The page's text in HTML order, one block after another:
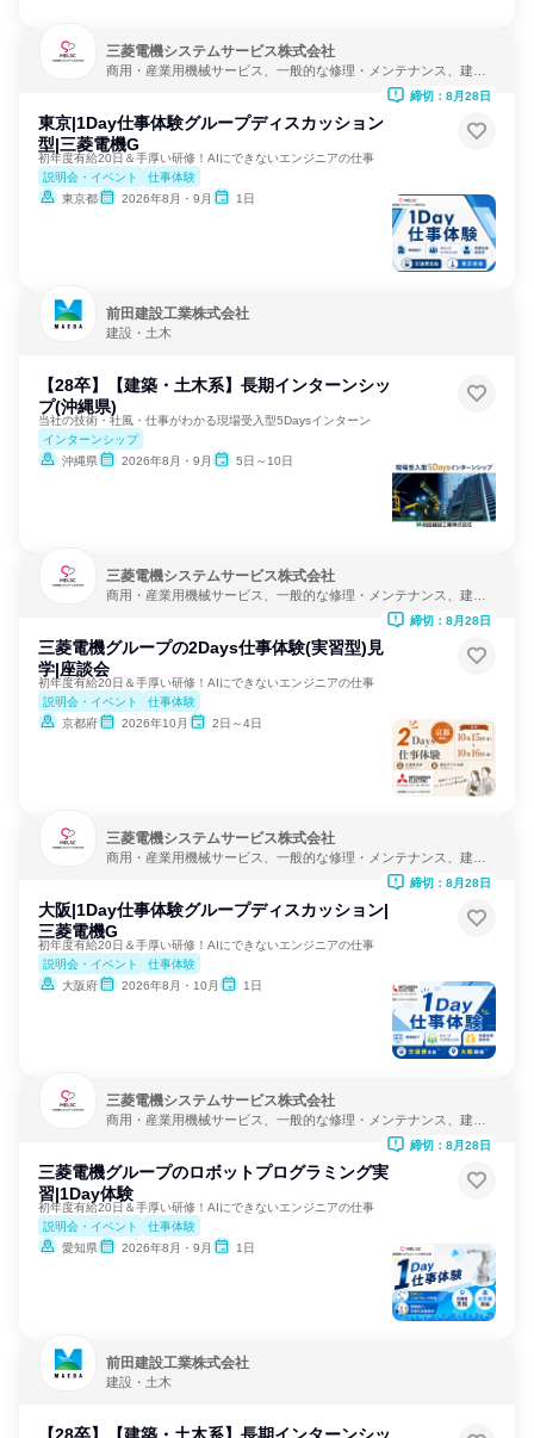
三菱電機システムサービス株式会社
商用・産業用機械サービス、一般的な修理・メンテナンス、建
東京|1Day仕事体験グループディスカッション
型|三菱電機G
初年度有給20日＆手厚い研修！AIにできないエンジニアの仕事
説明会・イベント
仕事体験
東京都
2026年8月・9月 1日
締切：8月28日
前田建設工業株式会社
建設・土木
【28卒】【建築・土木系】長期インターンシッ
プ(沖縄県)
当社の技術・社風・仕事がわかる現場受入型5Daysインターン
インターンシップ
沖縄県
2026年8月・9月 5日～10日
三菱電機システムサービス株式会社
商用・産業用機械サービス、一般的な修理・メンテナンス、建
三菱電機グループの2Days仕事体験(実習型)見
学|座談会
初年度有給20日＆手厚い研修！AIにできないエンジニアの仕事
説明会・イベント
仕事体験
京都府
2026年10月 2日～4日
締切：8月28日
三菱電機システムサービス株式会社
商用・産業用機械サービス、一般的な修理・メンテナンス、建
大阪|1Day仕事体験グループディスカッション|
三菱電機G
初年度有給20日＆手厚い研修！AIにできないエンジニアの仕事
説明会・イベント
仕事体験
大阪府
2026年8月・10月 1日
締切：8月28日
三菱電機システムサービス株式会社
商用・産業用機械サービス、一般的な修理・メンテナンス、建
三菱電機グループのロボットプログラミング実
習|1Day体験
初年度有給20日＆手厚い研修！AIにできないエンジニアの仕事
説明会・イベント
仕事体験
愛知県
2026年8月・9月 1日
締切：8月28日
前田建設工業株式会社
建設・土木